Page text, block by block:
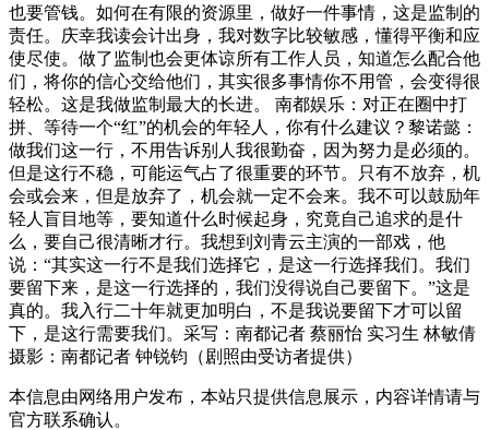
也要管钱。如何在有限的资源里，做好一件事情，这是监制的
责任。庆幸我读会计出身，我对数字比较敏感，懂得平衡和应
使尽使。做了监制也会更体谅所有工作人员，知道怎么配合他
们，将你的信心交给他们，其实很多事情你不用管，会变得很
轻松。这是我做监制最大的长进。 南都娱乐：对正在圈中打
拼、等待一个“红”的机会的年轻人，你有什么建议？黎诺懿：
做我们这一行，不用告诉别人我很勤奋，因为努力是必须的。
但是这行不稳，可能运气占了很重要的环节。只有不放弃，机
会或会来，但是放弃了，机会就一定不会来。我不可以鼓励年
轻人盲目地等，要知道什么时候起身，究竟自己追求的是什
么，要自己很清晰才行。我想到刘青云主演的一部戏，他
说：“其实这一行不是我们选择它，是这一行选择我们。我们
要留下来，是这一行选择的，我们没得说自己要留下。”这是
真的。我入行二十年就更加明白，不是我说要留下才可以留
下，是这行需要我们。采写：南都记者 蔡丽怡 实习生 林敏倩
摄影：南都记者 钟锐钧（剧照由受访者提供）
本信息由网络用户发布， 本站只提供信息展示，内容详情请与
官方联系确认。